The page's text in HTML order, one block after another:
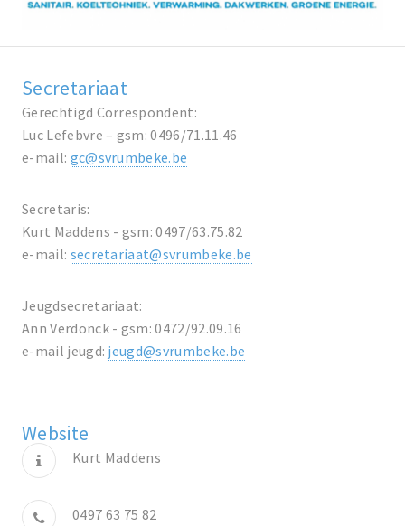
Secretariaat
Gerechtigd Correspondent:
Luc Lefebvre – gsm: 0496/71.11.46
e-mail: gc@svrumbeke.be
Secretaris:
Kurt Maddens - gsm: 0497/63.75.82
e-mail: secretariaat@svrumbeke.be
Jeugdsecretariaat:
Ann Verdonck - gsm: 0472/92.09.16
e-mail jeugd: jeugd@svrumbeke.be
Website
Kurt Maddens
0497 63 75 82